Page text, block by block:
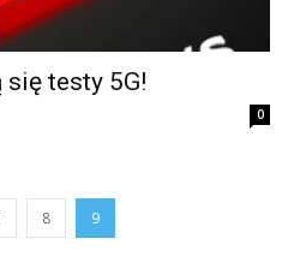
się testy 5G!
0
8 9